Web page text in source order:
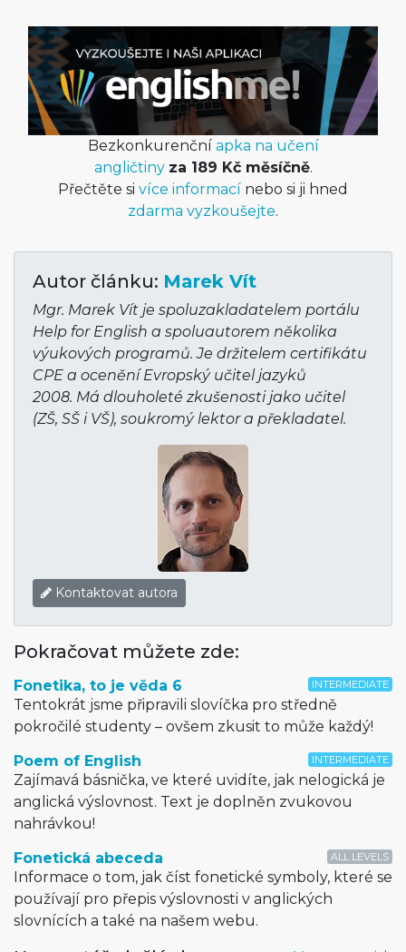
Bezkonkurenční apka na učení
angličtiny za 189 Kč měsíčně.
Přečtěte si více informací nebo si ji hned
zdarma vyzkoušejte.
Autor článku: Marek Vít
Mgr. Marek Vít je spoluzakladatelem portálu
Help for English a spoluautorem několika
výukových programů. Je držitelem certifikátu
CPE a ocenění Evropský učitel jazyků
2008. Má dlouholeté zkušenosti jako učitel
(ZŠ, SŠ i VŠ), soukromý lektor a překladatel.
Kontaktovat autora
Pokračovat můžete zde:
INTERMEDIATE
Fonetika, to je věda 6
Tentokrát jsme připravili slovíčka pro středně
pokročilé studenty – ovšem zkusit to může každý!
INTERMEDIATE
Poem of English
Zajímavá básnička, ve které uvidíte, jak nelogická je
anglická výslovnost. Text je doplněn zvukovou
nahrávkou!
ALL LEVELS
Fonetická abeceda
Informace o tom, jak číst fonetické symboly, které se
používají pro přepis výslovnosti v anglických
slovnících a také na našem webu.